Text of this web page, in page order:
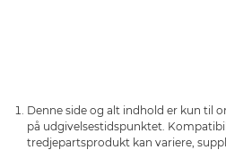
Denne side og alt indhold er kun til
på udgivelsestidspunktet.
tredjepartsprodukt kan variere,